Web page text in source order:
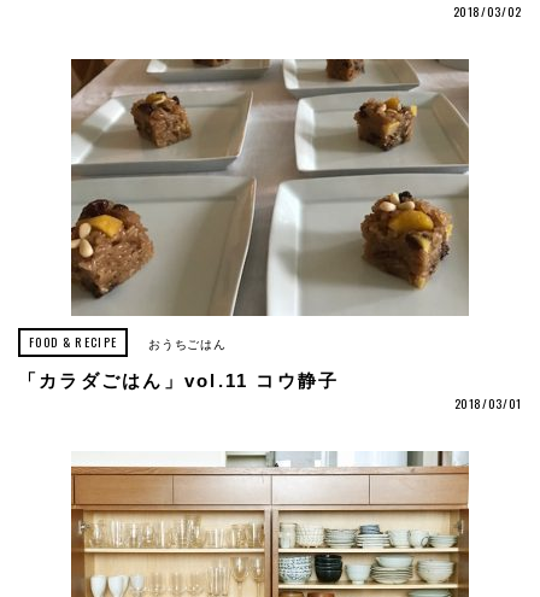
2018/03/02
FOOD & RECIPE おうちごはん
「カラダごはん」vol.11 コウ静子
2018/03/01